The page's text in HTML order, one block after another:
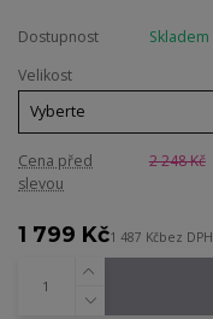
Dostupnost
Skladem
Velikost
Cena před
slevou
2 248 Kč
1 799 Kč1 487 Kčbez DPH